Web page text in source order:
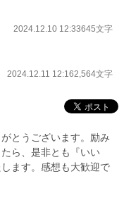
2024.12.10 12:33645文字
2024.12.11 12:162,564文字
とうございます。励み
ら、是非とも『いい
ます。感想も大歓迎で